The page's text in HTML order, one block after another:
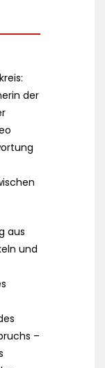
der
aus
und
–